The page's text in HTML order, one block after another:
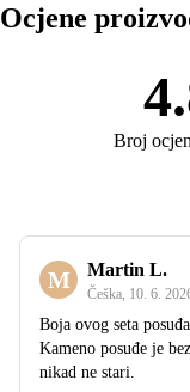
Ocjene
Broj
M Martin L.
Češka 10. 6.
Boja ovog seta
Kameno posuđe je
nikad ne stari.